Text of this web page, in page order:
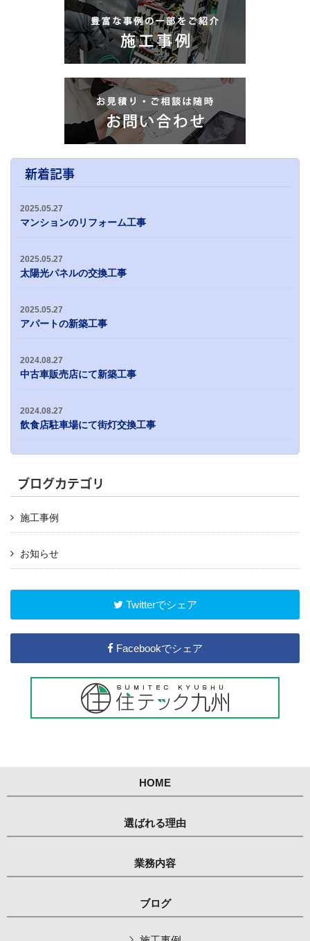
新着記事
2025.05.27
マンションのリフォーム工事
2025.05.27
太陽光パネルの交換工事
2025.05.27
アパートの新築工事
2024.08.27
中古車販売店にて新築工事
2024.08.27
飲食店駐車場にて街灯交換工事
ブログカテゴリ
施工事例
お知らせ
Twitterでシェア
Facebookでシェア
HOME
選ばれる理由
業務内容
ブログ